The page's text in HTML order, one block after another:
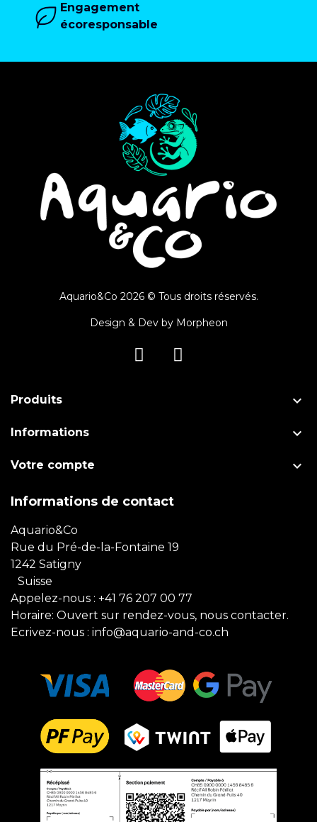
Engagement
écoresponsable
Aquario&Co 2026 © Tous droits réservés.
Design & Dev by Morpheon
Produits 
Informations 
Votre compte 
Informations de contact
Aquario&Co
Rue du Pré-de-la-Fontaine 19
1242 Satigny
Suisse
Appelez-nous : +41 76 207 00 77
Horaire: Ouvert sur rendez-vous, nous contacter.
Ecrivez-nous : info@aquario-and-co.ch